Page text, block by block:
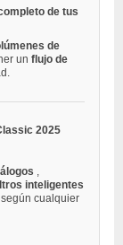
de tus
de
un flujo de
2025
inteligentes
cualquier